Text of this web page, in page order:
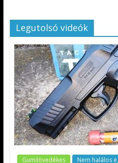
Legutolsó videók
Gumilövedékes Nem halálos